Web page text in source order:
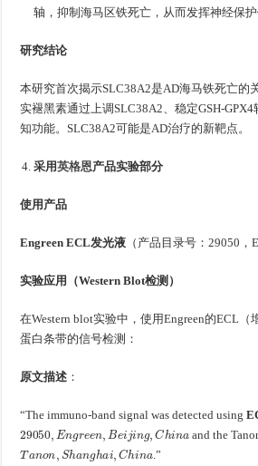
轴，抑制海马区铁死亡，从而发挥神经保护
研究结论
本研究首次揭示SLC38A2是AD海马铁死亡的
实褪黑素通过上调SLC38A2、稳定GSH-
知功能。SLC38A2可能是AD治疗的新靶点。
采用英格恩产品实验部分
使用产品
Engreen ECL发光液 （产品目录号：29050，
实验应用（Western Blot检测）
在Western blot实验中，使用Engreen的ECL
蛋白条带的信号检测：
原文描述 ：
“The immuno-band signal was detected using
29050
En ei ing ina
and the
Ta han i h na .”